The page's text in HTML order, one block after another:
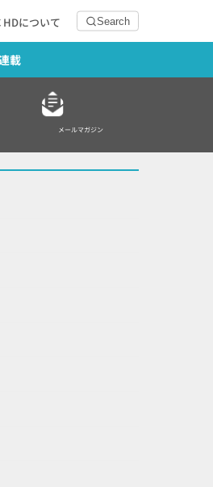
HDについて Search
載
メールマガジン